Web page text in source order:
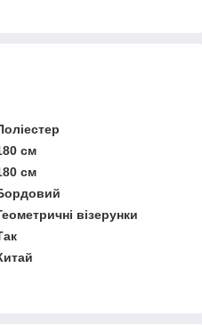
см
см
візерунки